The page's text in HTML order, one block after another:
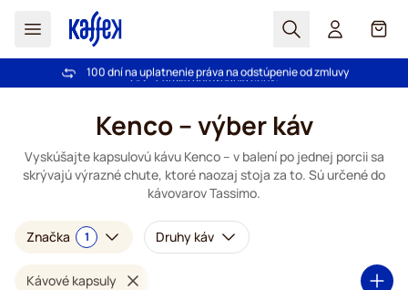
Hľadať Košík
Pri objednávke nad 49,00 € doprava zdarma
100 dní na uplatnenie práva na odstúpenie od zmluvy
Kenco – výber káv
Vyskúšajte kapsulovú kávu Kenco – v balení po jednej porcii sa
skrývajú výrazné chute, ktoré naozaj stoja za to. Sú určené do
kávovarov Tassimo.
Značka 1 Druhy káv
Kávové kapsuly